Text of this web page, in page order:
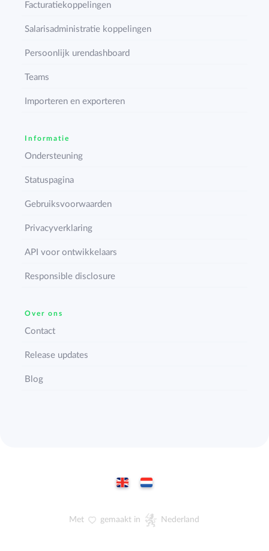
Facturatiekoppelingen
Salarisadministratie koppelingen
Persoonlijk urendashboard
Teams
Importeren en exporteren
Informatie
Ondersteuning
Statuspagina
Gebruiksvoorwaarden
Privacyverklaring
API voor ontwikkelaars
Responsible disclosure
Over ons
Contact
Release updates
Blog
Met gemaakt in Nederland